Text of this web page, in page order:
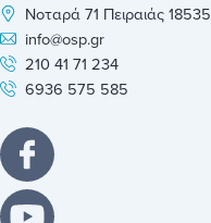
Νοταρά 71 Πειραιάς 18535
info@osp.gr
210 41 71 234
6936 575 585